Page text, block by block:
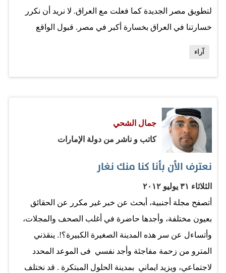
لتطويق مصر الجديدة كما فعلت مع العراق. لا نريد أن نكرر
خسارتنا في العراق بخسارة أكبر في مصر. قبول الواقع
في قارب أيديولوجية الإخوان في مصر وإنما من منطلقات
قرره المصريون لأنفسهم. أما «الحميّة» الحزبية التي يتعاطى
بها اليوم «إخوان الخليج» مع مصر فإنها تفتقد لفهم أبعاد اللعبة
السياسية الجديدة في المنطقة. ربما فهمنا أن ينتشي إخوان
ينبغي أن يكون على حساب مصالح بلدانهم ومستقبلها. وإن لم
يتم الانتباه لخطورة ذوبان «الفرع» في «الأصل» فإن ذلك قد
يكون مؤشراً خطيراً لتبعية فكرية وسياسية يريد البعض في
الخليج…
آراء
جمال الشحي
كاتب و ناشر من دولة الإمارات
نعترف الأن بأنا كنا منك نغار
الثلاثاء ٣١ يوليو ٢٠١٢
أتصفح مجلة أجنبية، أبحث عن خبر غير مكرر عن الحقائق
بعيون مختلفة، وأجدها حاضرة في أغلب الصحف والمجلات،
وأتساءل عن سر هذه المدينة الصغيرة الكبيرة؟!. ينقذني
المترو من زحمة مفاجئة وأجد نفسي فى الموعد المحدد
لاجتماعي، ويزيد ايماني بمدينة الحلول المبتكرة . قد نختلف